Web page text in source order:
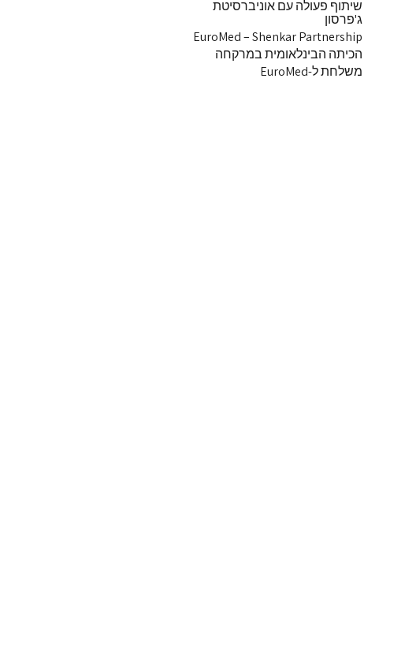
שיתוף פעולה עם אוניברסיטת
ג'פרסון
EuroMed – Shenkar Partnership
הכיתה הבינלאומית במרקחה
משלחת ל-EuroMed